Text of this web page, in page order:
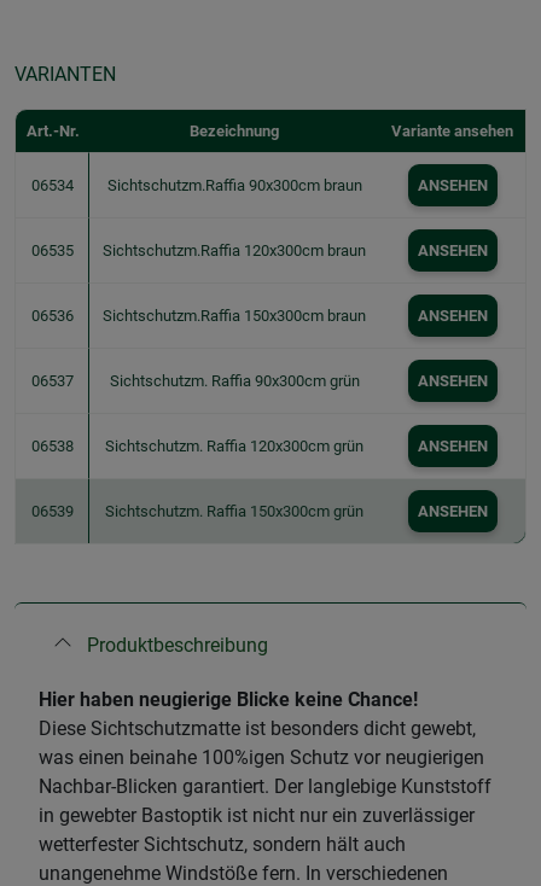
VARIANTEN
Art.-Nr. Bezeichnung Variante ansehen
06534 Sichtschutzm.Raffia 90x300cm braun ANSEHEN
06535 Sichtschutzm.Raffia 120x300cm braun ANSEHEN
06536 Sichtschutzm.Raffia 150x300cm braun ANSEHEN
06537 Sichtschutzm. Raffia 90x300cm grün ANSEHEN
06538 Sichtschutzm. Raffia 120x300cm grün ANSEHEN
06539 Sichtschutzm. Raffia 150x300cm grün ANSEHEN
Produktbeschreibung
Hier haben neugierige Blicke keine Chance!
Diese Sichtschutzmatte ist besonders dicht gewebt,
was einen beinahe 100%igen Schutz vor neugierigen
Nachbar-Blicken garantiert. Der langlebige Kunststoff
in gewebter Bastoptik ist nicht nur ein zuverlässiger
wetterfester Sichtschutz, sondern hält auch
unangenehme Windstöße fern. In verschiedenen